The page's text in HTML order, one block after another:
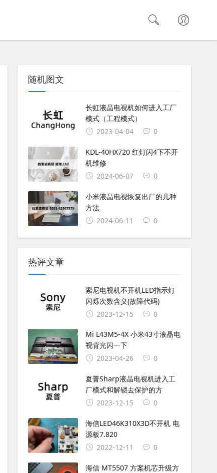
随机图文
长虹液晶电视机如何进入工厂
模式（工程模式）
2023-04-04
0
KDL-40HX720 红灯闪4下不开
机维修
2024-06-07
0
小米液晶电视恢复出厂的几种
方法
2024-06-11
0
热评文章
索尼电视机不开机LED指示灯
闪烁次数含义(故障代码)
2023-12-15
0
Mi L43M5-4X 小米43寸液晶电
视背光闪一下
2023-04-26
0
夏普Sharp液晶电视机进入工
厂模式和解锁去保护的方
2023-12-15
0
海信LED46K310X3D不开机 电
源板7.820
2022-12-11
0
海信 MT5507 方案机芯升级方